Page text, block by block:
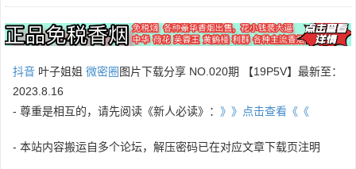
抖音 叶子姐姐 微密圈 图片下载分享 NO.020期 【19P5V】最新至：
2023.8.16
- 尊重是相互的，请先阅读《新人必读》： 》》点击查看《《
- 本站内容搬运自多个论坛，解压密码已在对应文章下载页注明